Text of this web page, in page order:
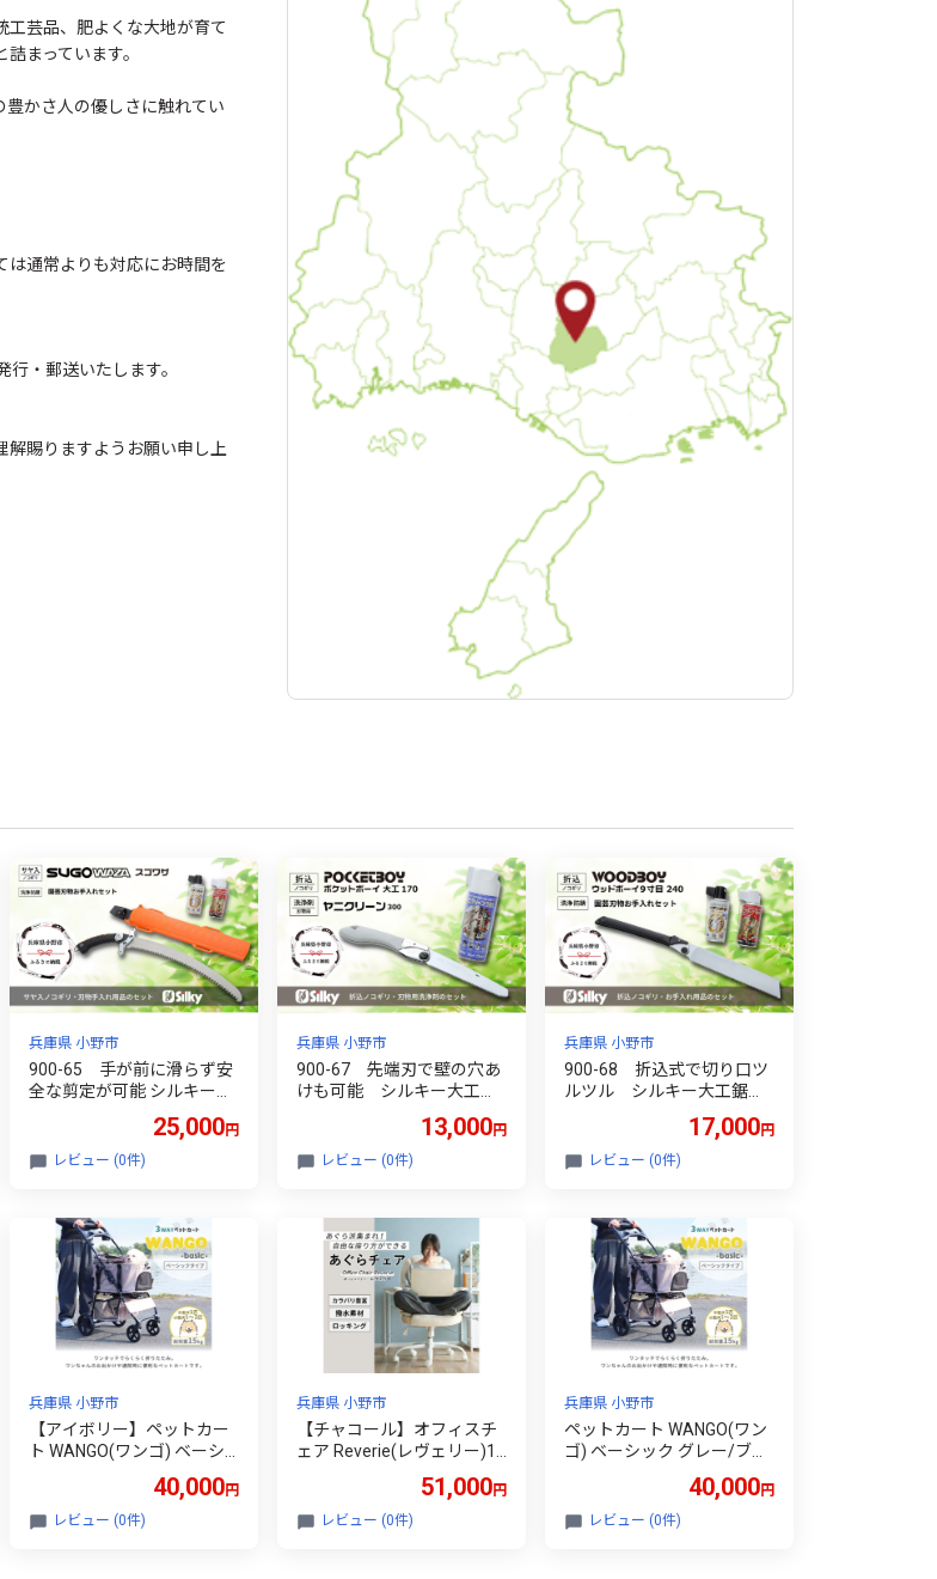
工芸品、肥よくな大地が育て
まっています。
かさ人の優しさに触れてい
は通常よりも対応にお時間を
・郵送いたします。
解賜りますようお願い申し上
兵庫県 小野市
900-65 手が前に滑らず安
全な剪定が可能 シルキー山
25,000円
レビュー (0件)
兵庫県 小野市
900-67 先端刃で壁の穴あ
けも可能 シルキー大工鋸
13,000円
レビュー (0件)
兵庫県 小野市
900-68 折込式で切り口ツ
ルツル シルキー大工鋸セ
17,000円
レビュー (0件)
兵庫県 小野市
【アイボリー】ペットカー
ト WANGO(ワンゴ) ベーシ
ック 選べるカラー ペットバ
ギー ドッグカート ペットキ
ャリー ペットキャリーカー
40,000円
レビュー (0件)
兵庫県 小野市
【チャコール】オフィスチ
ェア Reverie(レヴェリー)1
脚 椅子 チェア あぐらチェ
ア あぐら椅子 あぐら ゲー
ミングチェア 事務椅子 ワー
51,000円
レビュー (0件)
兵庫県 小野市
ペットカート WANGO(ワン
ゴ) ベーシック グレー/ブラ
ック ペットバギー ドッグカ
ート ペットキャリー ペット
キャリーカート ペット 犬
40,000円
レビュー (0件)